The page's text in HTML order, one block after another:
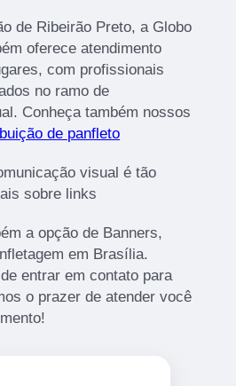
de Ribeirão Preto, a Globo
oferece atendimento
com profissionais
no ramo de
Conheça também nossos
de panfleto
visual é tão
sobre links
a opção de Banners,
em Brasília.
entrar em contato para
o prazer de atender você